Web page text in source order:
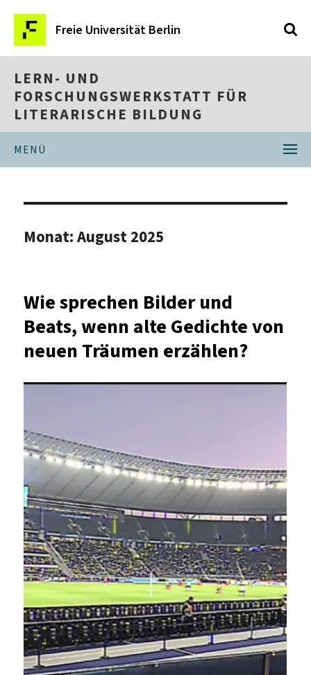
Freie Universität Berlin
LERN- UND
FORSCHUNGSWERKSTATT FÜR
LITERARISCHE BILDUNG
MENÜ
Monat:August 2025
Wie sprechen Bilder und
Beats, wenn alte Gedichte von
neuen Träumen erzählen?